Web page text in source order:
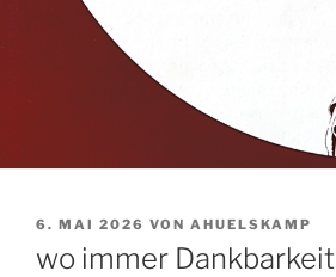
VERÖFFENTLICHT
6. MAI 2026 VON AHUELSKAMP
wo immer Dankbarkeit